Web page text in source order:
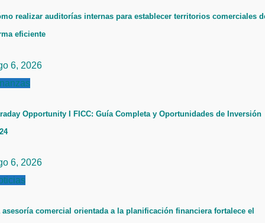
realizar auditorías internas para establecer territorios comerciales
eficiente
6, 2026
Opportunity I FICC: Guía Completa y Oportunidades de Inversión
6, 2026
asesoría comercial orientada a la planificación financiera fortalece el